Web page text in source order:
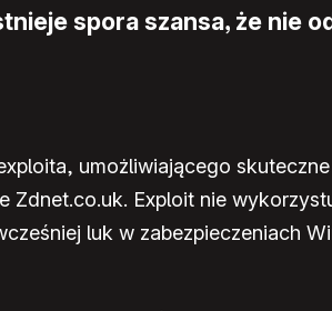
spora szansa, że nie
umożliwiającego
Zdnet.co.uk. Exploit nie
luk w zabezpieczeniach